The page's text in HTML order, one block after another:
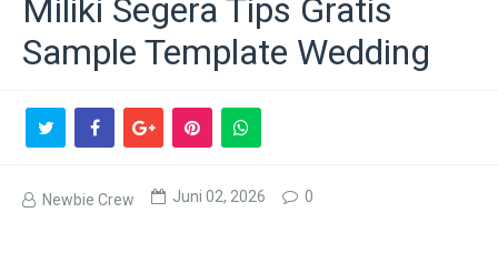
Miliki Segera Tips Gratis
Sample Template Wedding
Newbie Crew Juni 02, 2026 0